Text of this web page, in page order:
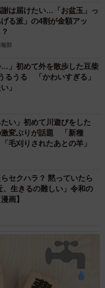
は届けたい…「お盆玉」っ
る派」の4割が金額アッ
部
…」初めて外を散歩した豆柴
るうる 「かわいすぎる」
」
たい」初めて川遊びをした
激変ぶりが話題 「新種
毛刈りされたあとの羊」
セクハラ？ 黙っていたら
、生きるの難しい」令和の
画】